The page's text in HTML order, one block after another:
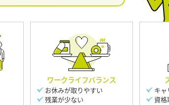
ワークライフバランス
お休みが取りやすい
残業が少ない
キ
資格